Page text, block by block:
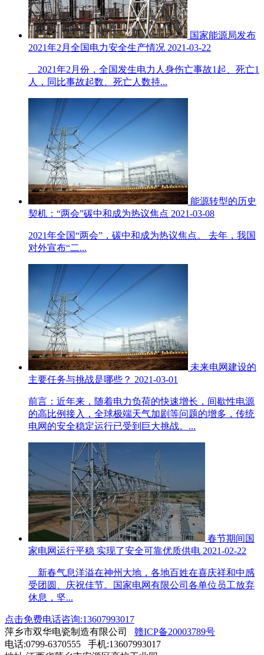
国家能源局发布
2021年2月全国电力安全生产情况 2021-03-22
2021年2月份，全国发生电力人身伤亡事故1起、死亡1
人，同比事故起数、死亡人数持...
能源转型的历史
契机：“两会”碳中和成为热议焦点 2021-03-08
2021年全国“两会”，碳中和成为热议焦点。 去年，我国
对外宣布“二...
未来电网建设的
主要任务与挑战是哪些？ 2021-03-01
前言：近年来，随着电力负荷的快速增长，间歇性电源
的高比例接入，全球极端天气加剧等问题的增多，传统
电网的安全稳定运行已受到巨大挑战。...
春节期间国
家电网运行平稳 实现了安全可靠优质供电 2021-02-22
新春气息洋溢在神州大地，各地百姓在喜庆祥和中感
受团圆、庆祝佳节。国家电网有限公司各单位员工放弃
休息，坚...
点击免费电话咨询:13607993017
萍乡市双华电瓷制造有限公司 赣ICP备20003789号
电话:0799-6370555 手机:13607993017